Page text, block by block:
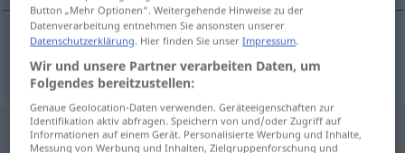
ammuffire schimmeln
Button „Mehr Optionen“. Weitergehende Hinweise zu der
Datenverarbeitung entnehmen Sie ansonsten unserer
Datenschutzerklärung. Hier finden Sie unserImpressum.
Wir und unsere Partner verarbeiten Daten, um
Folgendes bereitzustellen:
Genaue Geolocation-Daten verwenden. Geräteeigenschaften zur
Identifikation aktiv abfragen. Speichern von und/oder Zugriff auf
Informationen auf einem Gerät. Personalisierte Werbung und Inhalte,
Messung von Werbung und Inhalten, Zielgruppenforschung und